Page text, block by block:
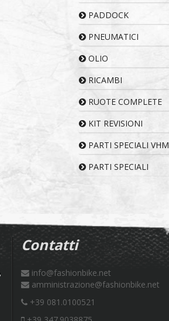
PADDOCK
PNEUMATICI
OLIO
RICAMBI
RUOTE COMPLETE
KIT REVISIONI
PARTI SPECIALI VHM
PARTI SPECIALI
Contatti
info@fashionbike.net
amministrazione@fashionbike.net
+39 081.0100521